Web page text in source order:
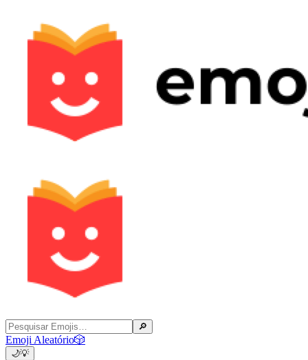
🔎
Emoji Aleatório🎲
🌙💡